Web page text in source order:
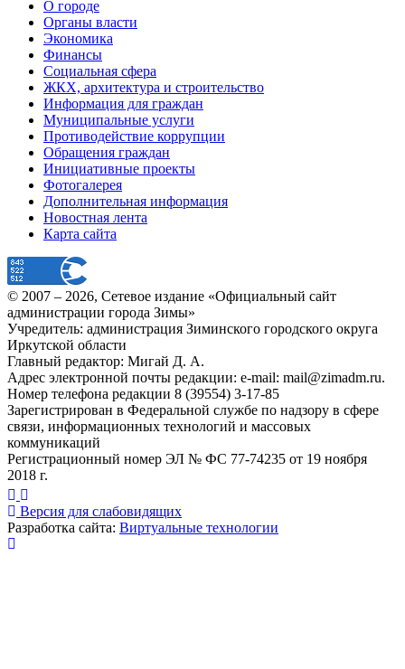
О городе
Органы власти
Экономика
Финансы
Социальная сфера
ЖКХ, архитектура и строительство
Информация для граждан
Муниципальные услуги
Противодействие коррупции
Обращения граждан
Инициативные проекты
Фотогалерея
Дополнительная информация
Новостная лента
Карта сайта
© 2007 – 2026, Сетевое издание «Официальный сайт
администрации города Зимы»
Учредитель: администрация Зиминского городского округа
Иркутской области
Главный редактор: Мигай Д. А.
Адрес электронной почты редакции: e-mail: mail@zimadm.ru.
Номер телефона редакции 8 (39554) 3-17-85
Зарегистрирован в Федеральной службе по надзору в сфере
связи, информационных технологий и массовых
коммуникаций
Регистрационный номер ЭЛ № ФС 77-74235 от 19 ноября
2018 г.
Версия для слабовидящих
Разработка сайта: Виртуальные технологии